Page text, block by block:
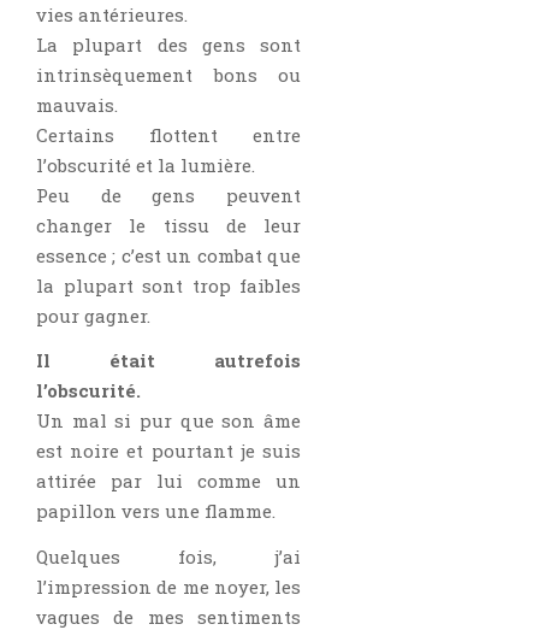
Comédie
Concours
Conte
Contemporain
Critiques Express
Dark Erotica
Développement Personnel
Drame
Dystopie
Epistolaire
Fait Divers
Fantastique
Histoire De Vie
vies antérieures.
La plupart des gens sont
intrinsèquement bons ou
mauvais.
Certains flottent entre
l’obscurité et la lumière.
Peu de gens peuvent
changer le tissu de leur
essence ; c’est un combat que
la plupart sont trop faibles
pour gagner.
Il était autrefois
l’obscurité.
Un mal si pur que son âme
est noire et pourtant je suis
attirée par lui comme un
papillon vers une flamme.
Quelques fois, j’ai
l’impression de me noyer, les
vagues de mes sentiments